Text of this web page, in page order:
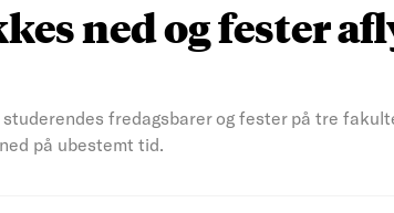
ned og fester
fredagsbarer og fester på tre
på ubestemt tid.